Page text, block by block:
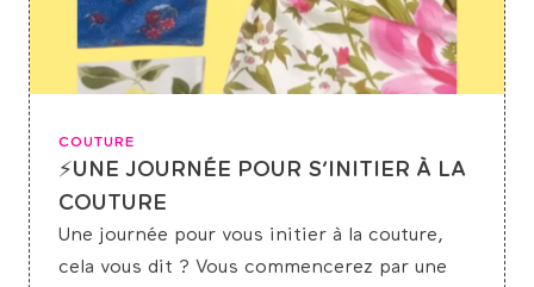
COUTURE
⚡UNE JOURNÉE POUR S’INITIER À LA
COUTURE
Une journée pour vous initier à la couture,
cela vous dit ? Vous commencerez par une